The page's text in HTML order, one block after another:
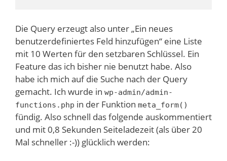
Die Query erzeugt also unter „Ein neues
benutzerdefiniertes Feld hinzufügen“ eine Liste
mit 10 Werten für den setzbaren Schlüssel. Ein
Feature das ich bisher nie benutzt habe. Also
habe ich mich auf die Suche nach der Query
gemacht. Ich wurde in wp-admin/admin-
functions.php in der Funktion meta_form()
fündig. Also schnell das folgende auskommentiert
und mit 0,8 Sekunden Seiteladezeit (als über 20
Mal schneller :-)) glücklich werden: